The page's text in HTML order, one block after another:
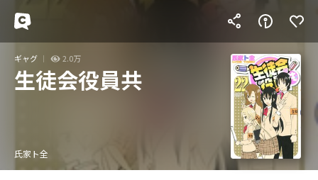
ギャグ 2.0万
生徒会役員共
氏家ト全